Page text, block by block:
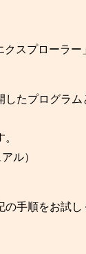
スプローラー
たプログラ
ル）
手順をお試し